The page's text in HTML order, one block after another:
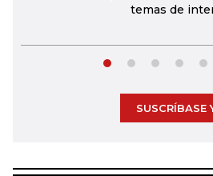
temas de
SUSCRÍBASE